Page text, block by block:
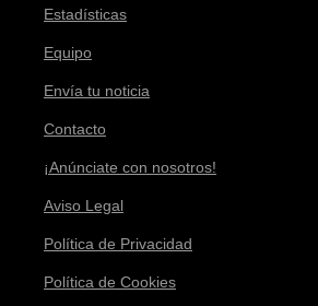
Estadísticas
Equipo
Envía tu noticia
Contacto
¡Anúnciate con nosotros!
Aviso Legal
Política de Privacidad
Política de Cookies